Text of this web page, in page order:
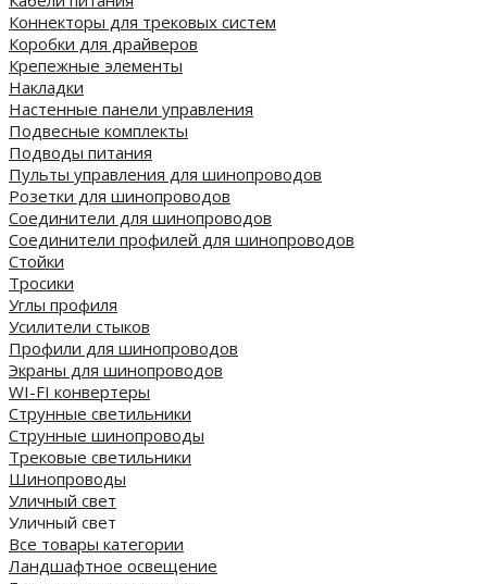
Коннекторы для трековых систем
Коробки для драйверов
Крепежные элементы
Накладки
Настенные панели управления
Подвесные комплекты
Подводы питания
Пульты управления для шинопроводов
Розетки для шинопроводов
Соединители для шинопроводов
Соединители профилей для шинопроводов
Стойки
Тросики
Углы профиля
Усилители стыков
Профили для шинопроводов
Экраны для шинопроводов
WI-FI конвертеры
Струнные светильники
Струнные шинопроводы
Трековые светильники
Шинопроводы
Уличный свет
Уличный свет
Все товары категории
Ландшафтное освещение